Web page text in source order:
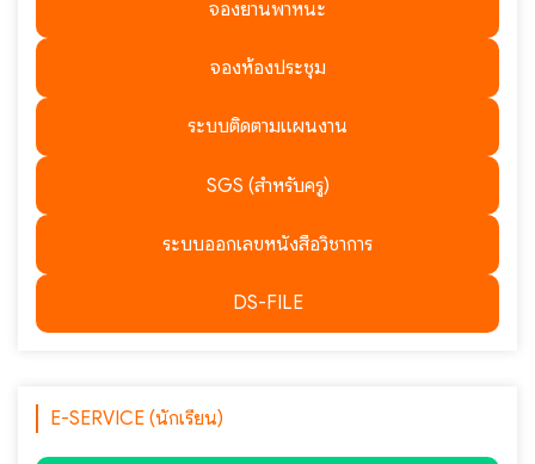
จองยานพาหนะ
จองห้องประชุม
ระบบติดตามแผนงาน
SGS (สำหรับครู)
ระบบออกเลขหนังสือวิชาการ
DS-FILE
E-SERVICE (นักเรียน)